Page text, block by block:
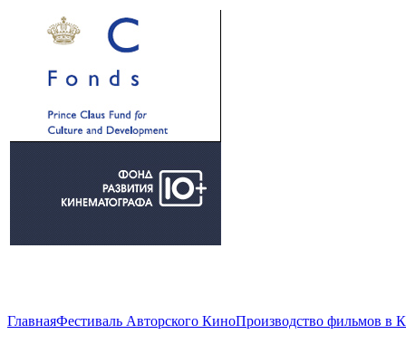
ГлавнаяФестиваль Авторского КиноПроизводство фильмов в